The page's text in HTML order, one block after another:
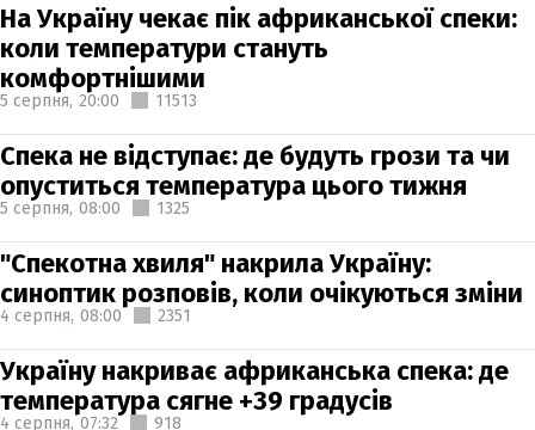
На Україну чекає пік африканської спеки:
коли температури стануть
комфортнішими
5 серпня, 20:00 11513
Спека не відступає: де будуть грози та чи
опуститься температура цього тижня
5 серпня, 08:00 1325
"Спекотна хвиля" накрила Україну:
синоптик розповів, коли очікуються зміни
4 серпня, 08:00 2351
Україну накриває африканська спека: де
температура сягне +39 градусів
4 серпня, 07:32 918